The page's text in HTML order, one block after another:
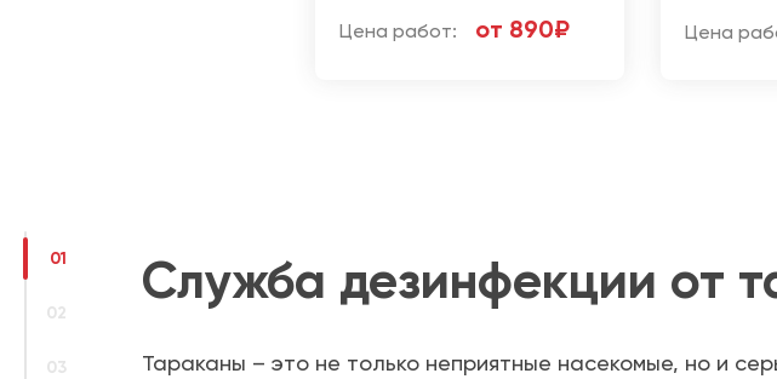
01
02
03
Цена работ: от 890₽ Цена
Служба дезинфекции от
Тараканы – это не только неприятные насекомые, но и